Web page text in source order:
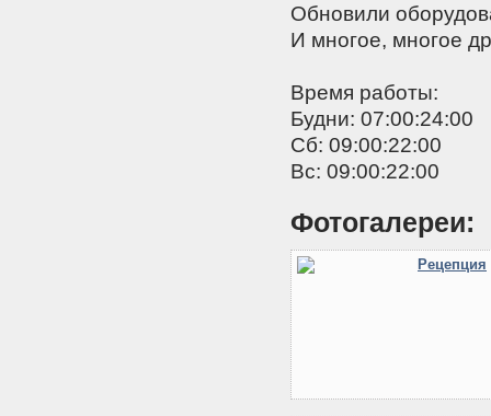
Обновили
И многое, многое
Время работы:
Будни: 07:00:24:00
Сб: 09:00:22:00
Вc: 09:00:22:00
Фотогалереи:
Рецепция